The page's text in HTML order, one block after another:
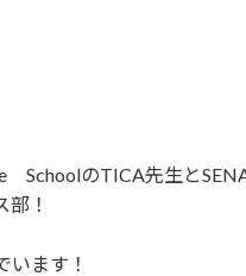
SchoolのTICA先生と
！
ます！